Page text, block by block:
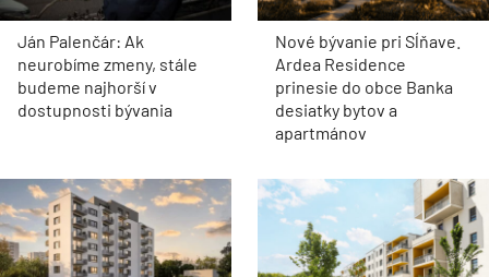
Ján Palenčár: Ak
neurobíme zmeny, stále
budeme najhorší v
dostupnosti bývania
Nové bývanie pri Sĺňave.
Ardea Residence
prinesie do obce Banka
desiatky bytov a
apartmánov